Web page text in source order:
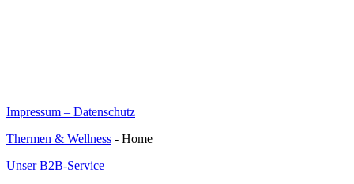
Impressum – Datenschutz
Thermen & Wellness - Home
Unser B2B-Service